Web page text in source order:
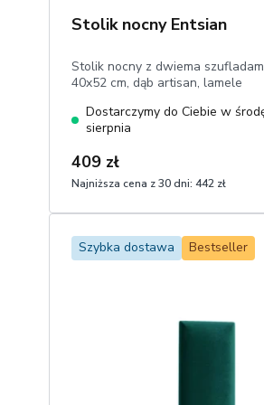
Stolik nocny Entsian
Stolik nocny z dwiema
40x52 cm, dąb artisan, lamele
Dostarczymy do Ciebie w
sierpnia
409 zł
Najniższa cena z 30 dni: 442 zł
1
Szybka dostawa Bestseller